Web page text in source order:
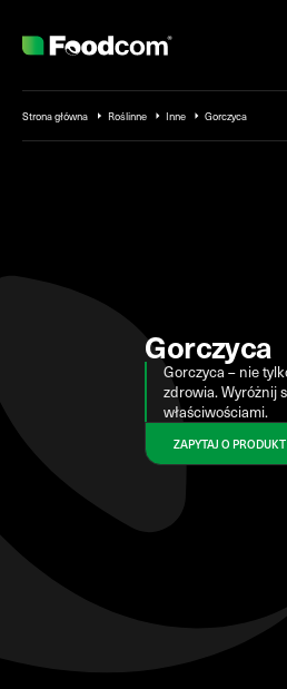
Strona główna Roślinne Inne Gorczyca
Gorczyca
Gorczyca – nie
zdrowia. Wyróżnij
właściwościami.
ZAPYTAJ O PRODUKT